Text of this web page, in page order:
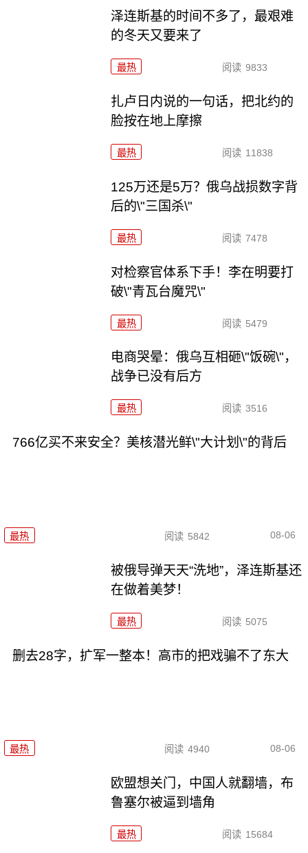
泽连斯基的时间不多了，最艰难
的冬天又要来了
最热 阅读 9833
扎卢日内说的一句话，把北约的
脸按在地上摩擦
最热 阅读 11838
125万还是5万？俄乌战损数字背
后的\"三国杀\"
最热 阅读 7478
对检察官体系下手！李在明要打
破\"青瓦台魔咒\"
最热 阅读 5479
电商哭晕：俄乌互相砸\"饭碗\"，
战争已没有后方
最热 阅读 3516
766亿买不来安全？美核潜光鲜\"大计划\"的背后
最热 阅读 5842 08-06
被俄导弹天天“洗地”，泽连斯基还
在做着美梦！
最热 阅读 5075
删去28字，扩军一整本！高市的把戏骗不了东大
最热 阅读 4940 08-06
欧盟想关门，中国人就翻墙，布
鲁塞尔被逼到墙角
最热 阅读 15684